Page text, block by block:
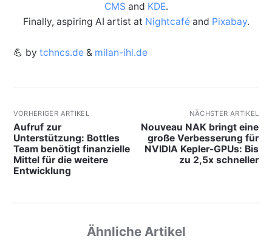
CMS and KDE.
Finally, aspiring AI artist at Nightcaféand Pixabay.
💪 by tchncs.de& milan-ihl.de
VORHERIGER ARTIKEL
Aufruf zur
Unterstützung: Bottles
Team benötigt finanzielle
Mittel für die weitere
Entwicklung
NÄCHSTER ARTIKEL
Nouveau NAK bringt eine
große Verbesserung für
NVIDIA Kepler-GPUs: Bis
zu 2,5x schneller
Ähnliche Artikel